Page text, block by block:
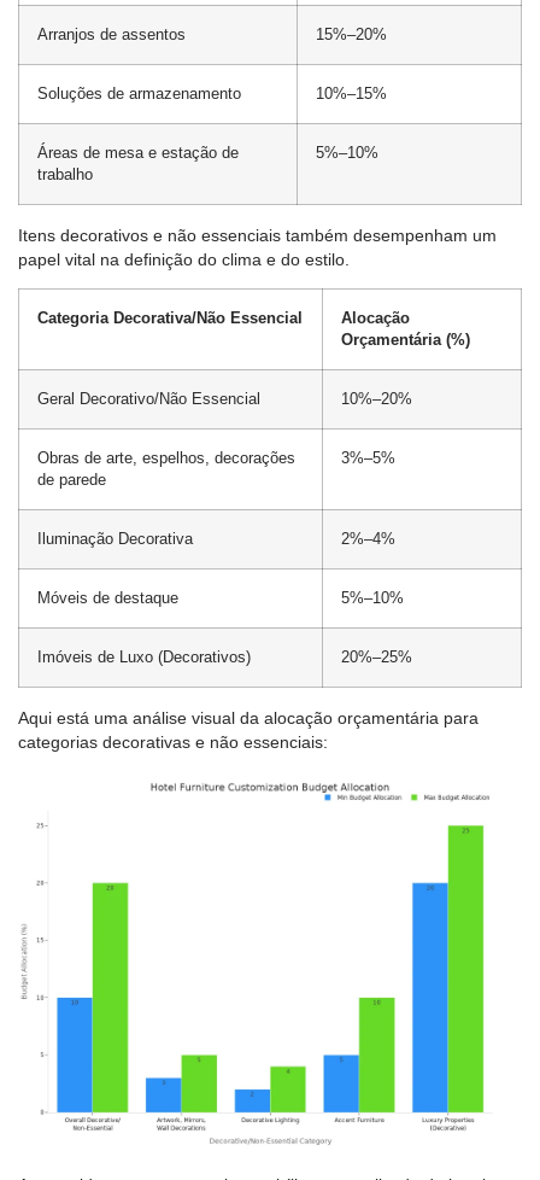
Arranjos de assentos 15%–20%
Soluções de armazenamento 10%–15%
Áreas de mesa e estação de
trabalho
5%–10%
Itens decorativos e não essenciais também desempenham um
papel vital na definição do clima e do estilo.
Categoria Decorativa/Não Essencial
Alocação
Orçamentária (%)
Geral Decorativo/Não Essencial 10%–20%
Obras de arte, espelhos, decorações
de parede
3%–5%
Iluminação Decorativa 2%–4%
Móveis de destaque 5%–10%
Imóveis de Luxo (Decorativos) 20%–25%
Aqui está uma análise visual da alocação orçamentária para
categorias decorativas e não essenciais: